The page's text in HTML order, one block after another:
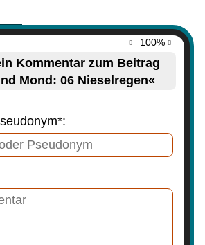
100%
Kommentar zum Beitrag
Mond: 06 Nieselregen«